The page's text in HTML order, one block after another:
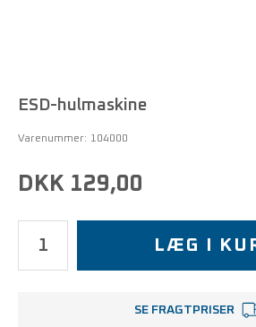
ESD-hulmaskine
Varenummer: 104000
DKK 129,00
LÆG I
SE FRAGTPRISER